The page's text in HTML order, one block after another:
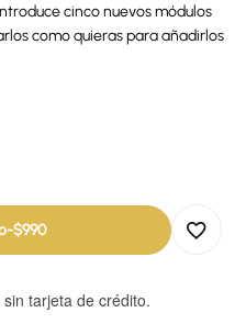
cinco nuevos módulos
como quieras para añadirlos
-$990
sin tarjeta de crédito.